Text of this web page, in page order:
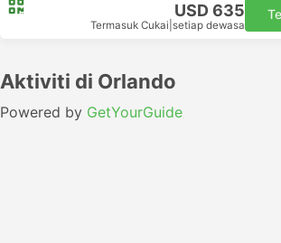
USD 635
Termasuk Cukai setiap dewasa
Aktiviti di Orlando
Powered by GetYourGuide